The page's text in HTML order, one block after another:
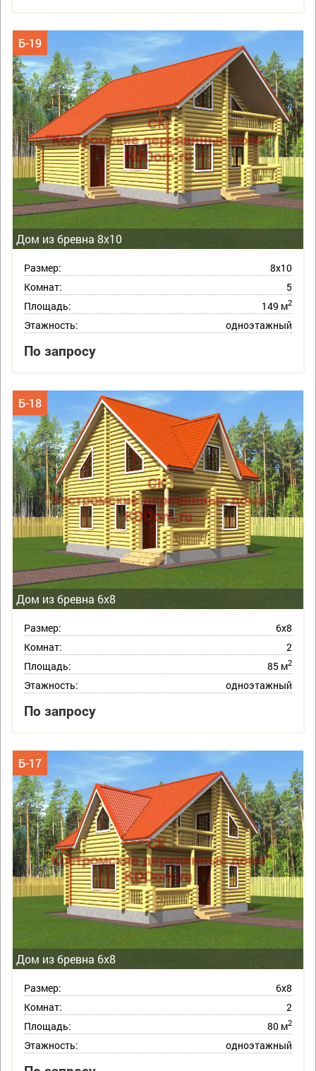
Дом из бревна 8х10
Б-19
Размер:
8х10
Комнат:
5
Площадь:
149 м2
Этажность: одноэтажный
По запросу
Дом из бревна 6х8
Б-18
Размер:
6х8
Комнат:
2
Площадь:
85 м2
Этажность: одноэтажный
По запросу
Дом из бревна 6х8
Б-17
Размер:
6х8
Комнат:
2
Площадь:
80 м2
Этажность: одноэтажный